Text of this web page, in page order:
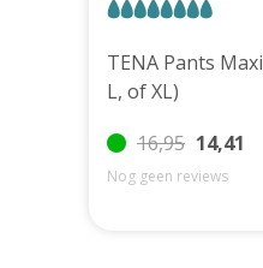
TENA Pants Maxi ProSkin (S, M,
L, of XL)
16,95 14,41
Nog geen reviews